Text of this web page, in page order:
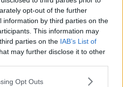
opt-out of the further
information by third parties on the
This information may
parties on the IAB’s List of
may further disclose it to other
app uses one or more Google
Opt Outs
faller –